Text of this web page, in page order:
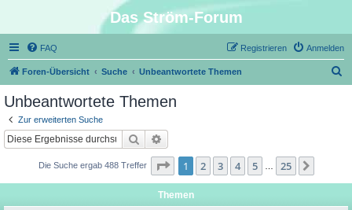
Das Ström-Forum
FAQ Anmelden
Registrieren
Foren-Übersicht Suche Unbeantwortete Themen
Unbeantwortete Themen
Zur erweiterten Suche
Suche
Die Suche ergab 488 Treffer Seite 1von 25
1 2 3 4 5 25
Themen